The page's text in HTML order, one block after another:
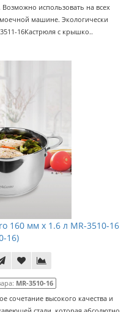
использовать на всех
машине. Экологически
16Кастрюля с крышко..
160 мм х 1.6 л MR-3510-16
16)
MR-3510-16
сочетание высокого качества и